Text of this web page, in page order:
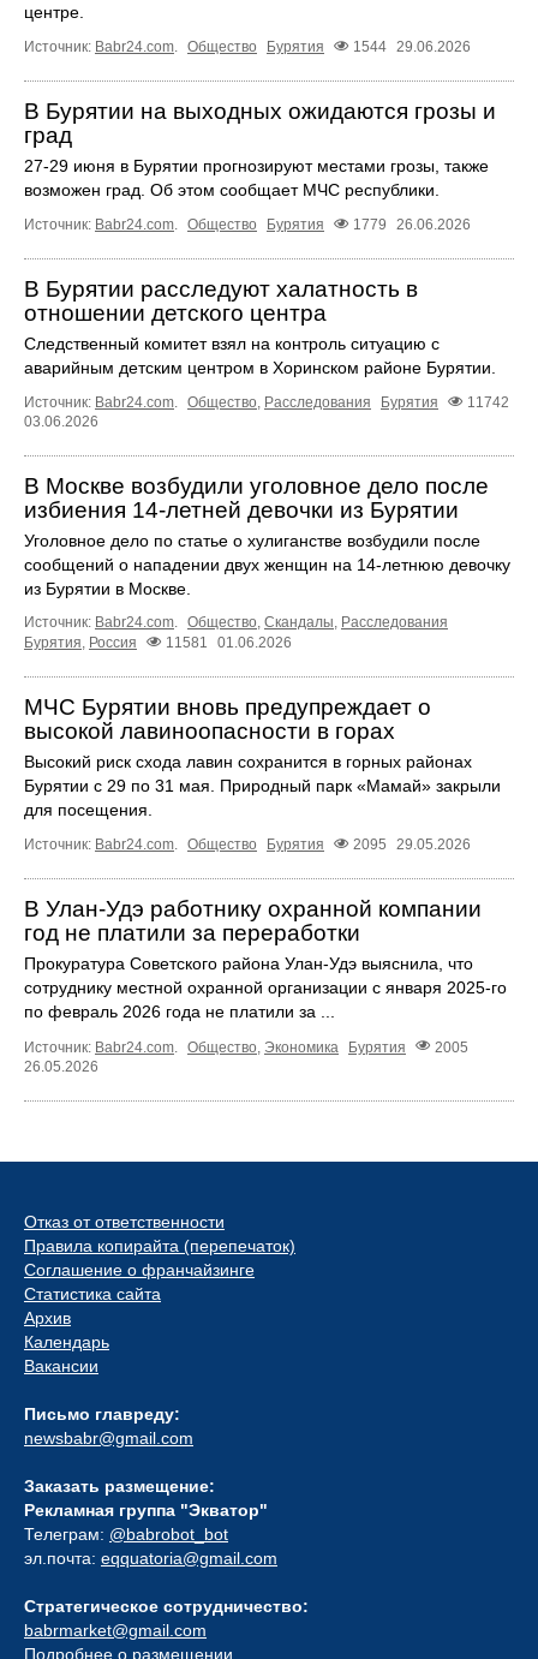
центре.
Источник: Babr24.com. Общество Бурятия 1544 29.06.2026
В Бурятии на выходных ожидаются грозы и
град
27-29 июня в Бурятии прогнозируют местами грозы, также
возможен град. Об этом сообщает МЧС республики.
Источник: Babr24.com. Общество Бурятия 1779 26.06.2026
В Бурятии расследуют халатность в
отношении детского центра
Следственный комитет взял на контроль ситуацию с
аварийным детским центром в Хоринском районе Бурятии.
Источник: Babr24.com. Общество, Расследования Бурятия
11742
03.06.2026
В Москве возбудили уголовное дело после
избиения 14‑летней девочки из Бурятии
Уголовное дело по статье о хулиганстве возбудили после
сообщений о нападении двух женщин на 14-летнюю девочку
из Бурятии в Москве.
Источник: Babr24.com. Общество, Скандалы, Расследования
Бурятия, Россия 11581 01.06.2026
МЧС Бурятии вновь предупреждает о
высокой лавиноопасности в горах
Высокий риск схода лавин сохранится в горных районах
Бурятии с 29 по 31 мая. Природный парк «Мамай» закрыли
для посещения.
Источник: Babr24.com. Общество Бурятия 2095 29.05.2026
В Улан-Удэ работнику охранной компании
год не платили за переработки
Прокуратура Советского района Улан-Удэ выяснила, что
сотруднику местной охранной организации с января 2025-го
по февраль 2026 года не платили за ...
Источник: Babr24.com Общество Экономика Бурятия
2005
26.05.2026
Отказ от ответственности
Правила копирайта (перепечаток)
Соглашение о франчайзинге
Статистика сайта
Архив
Календарь
Вакансии
Письмо главреду:
newsbabr@gmail.com
Заказать размещение:
Рекламная группа "Экватор"
Телеграм: @babrobot_bot
эл.почта: eqquatoria@gmail.com
Стратегическое сотрудничество:
babrmarket@gmail.com
Подробнее о размещении